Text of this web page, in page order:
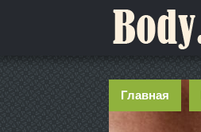
Главная